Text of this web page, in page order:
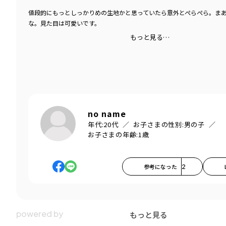
値段的にもっとしっかりめの生地かと思っていたら意外とぺらぺら。ま
な。見た目は可愛いです。
もっと見る…
no name
年代:20代 お子さまの性別:男の子
お子さまの年齢:1歳
参考になった 2
もっと見る